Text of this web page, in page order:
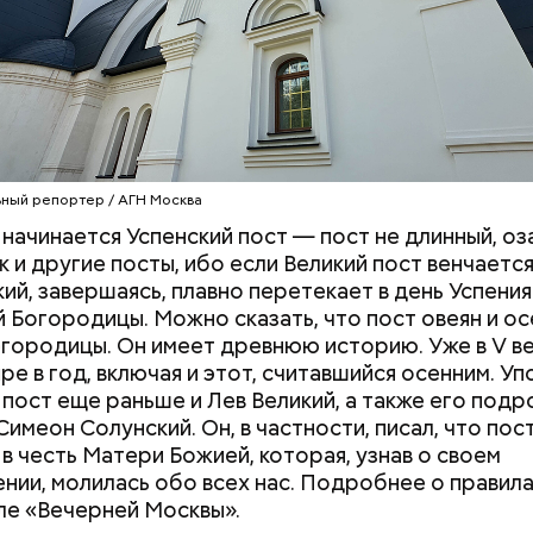
репортер / АГН Москва
начинается Успенский пост — пост не длинный,
и другие посты, ибо если Великий пост
завершаясь, плавно перетекает в день Успения
Богородицы. Можно сказать, что пост овеян и
Он имеет древнюю историю. Уже в V
в год, включая и этот, считавшийся осенним.
пост еще раньше и Лев Великий, а также его
Солунский. Он, в частности, писал, что
честь Матери Божией, которая, узнав о своем
молилась обо всех нас. Подробнее о
«Вечерней Москвы».
источники.
— Яблочный Спас. В церкви освящают яблоки,
после окончания Успенского поста наступает
— 29 августа. Иначе его называют Хлебным
по времени он совпадает с окончанием жатвы.
популярные в 1980-е годы шпионские триллеры
мелодрамы многих поставила в тупик из-за
диверсионности» — представители
в фильме как фашистские оккупанты, якобы
с подпольным движением во Франции.
исполнившему все вокальные партии,
известность.